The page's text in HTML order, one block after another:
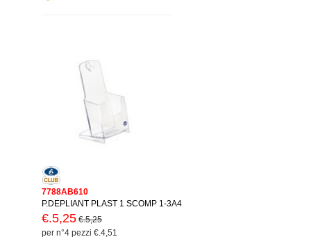
7788AB610
P.DEPLIANT PLAST 1 SCOMP 1-3A4
€.5,25 €.5,25
per n°4 pezzi €.4,51